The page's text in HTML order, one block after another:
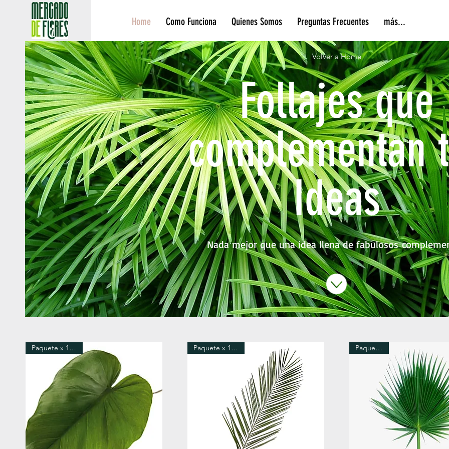
Home Como Funciona Quienes Somos Preguntas Frecuentes más...
Follajes que
complementan
Ideas
Nada mejor que una idea llena de fabulosos
Volver a Home
Paquete x 12 Tallos Paquete x 12 Tallos Paquete x 5